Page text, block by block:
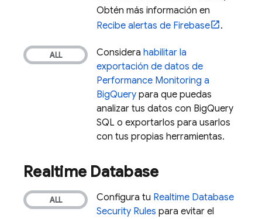
Obtén más información en
Recibe alertas de Firebase
.
Considera habilitar la
exportación de datos de
Performance Monitoring a
BigQuery para que puedas
analizar tus datos con BigQuery
SQL o exportarlos para usarlos
con tus propias herramientas.
Realtime Database
Configura tu Realtime Database
Security Rules para evitar el